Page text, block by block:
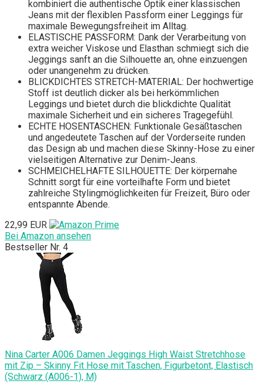
kombiniert die authentische Optik einer klassischen
Jeans mit der flexiblen Passform einer Leggings für
maximale Bewegungsfreiheit im Alltag.
ELASTISCHE PASSFORM: Dank der Verarbeitung von
extra weicher Viskose und Elasthan schmiegt sich die
Jeggings sanft an die Silhouette an, ohne einzuengen
oder unangenehm zu drücken.
BLICKDICHTES STRETCH-MATERIAL: Der hochwertige
Stoff ist deutlich dicker als bei herkömmlichen
Leggings und bietet durch die blickdichte Qualität
maximale Sicherheit und ein sicheres Tragegefühl.
ECHTE HOSENTASCHEN: Funktionale Gesäßtaschen
und angedeutete Taschen auf der Vorderseite runden
das Design ab und machen diese Skinny-Hose zu einer
vielseitigen Alternative zur Denim-Jeans.
SCHMEICHELHAFTE SILHOUETTE: Der körpernahe
Schnitt sorgt für eine vorteilhafte Form und bietet
zahlreiche Stylingmöglichkeiten für Freizeit, Büro oder
entspannte Abende.
22,99 EUR
Bei Amazon ansehen
Bestseller Nr. 4
Nina Carter A006 Damen Jeggings High Waist Stretchhose
mit Zip – Skinny Fit Hose mit Taschen, Figurbetont, Elastisch
(Schwarz (A006-1), M)